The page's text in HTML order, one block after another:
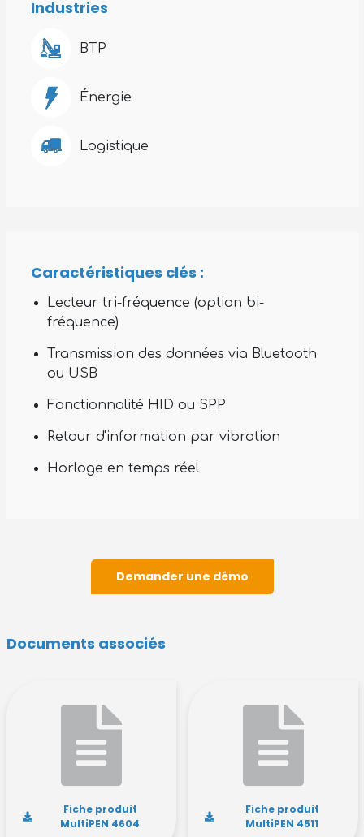
Industries
BTP
Énergie
Logistique
Caractéristiques clés :
Lecteur tri-fréquence (option bi-
fréquence)
Transmission des données via Bluetooth
ou USB
Fonctionnalité HID ou SPP
Retour d'information par vibration
Horloge en temps réel
Demander une démo
Documents associés
Fiche produit
MultiPEN 4604
Fiche produit
MultiPEN 4511